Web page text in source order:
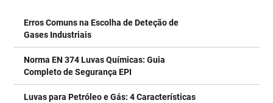
#deteçãogasesindústriapetrolífera #segurançaoffshore
#sistemadedetecçãodegases
7 0
7
3 0
extinção.
⠀⠀⠀⠀⠀⠀⠀⠀⠀⠀
✔️ Ideal para equipamentos elétricos e eletrónicos sob tensão
✔️ Elevada eficácia em incêndios da classe B
✔️ Equipamento robusto e preparado para ambientes
2
Erros Comuns na Escolha de Deteção de
Gases Industriais
Norma EN 374 Luvas Químicas: Guia
Completo de Segurança EPI
Luvas para Petróleo e Gás: 4 Características